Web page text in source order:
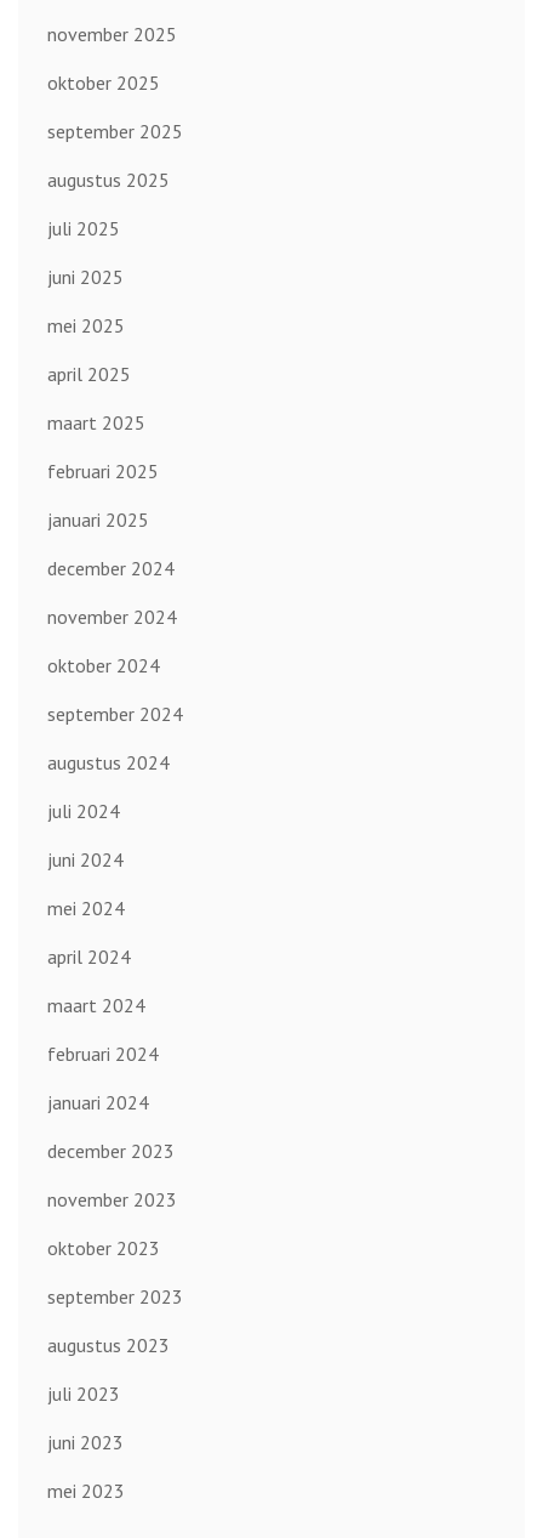
november 2025
oktober 2025
september 2025
augustus 2025
juli 2025
juni 2025
mei 2025
april 2025
maart 2025
februari 2025
januari 2025
december 2024
november 2024
oktober 2024
september 2024
augustus 2024
juli 2024
juni 2024
mei 2024
april 2024
maart 2024
februari 2024
januari 2024
december 2023
november 2023
oktober 2023
september 2023
augustus 2023
juli 2023
juni 2023
mei 2023